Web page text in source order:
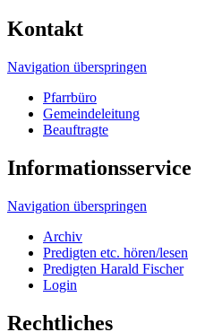
Kontakt
Navigation überspringen
Pfarrbüro
Gemeindeleitung
Beauftragte
Informationsservice
Navigation überspringen
Archiv
Predigten etc. hören/lesen
Predigten Harald Fischer
Login
Rechtliches